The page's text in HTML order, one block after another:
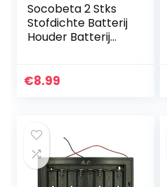
Socobeta 2 Stks
Stofdichte Batterij
Houder Batterij
Voor 2 *
€8.99